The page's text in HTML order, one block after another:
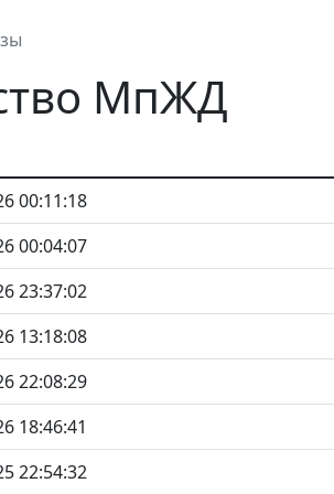
МпЖД
00:11:18
00:04:07
23:37:02
13:18:08
22:08:29
18:46:41
22:54:32